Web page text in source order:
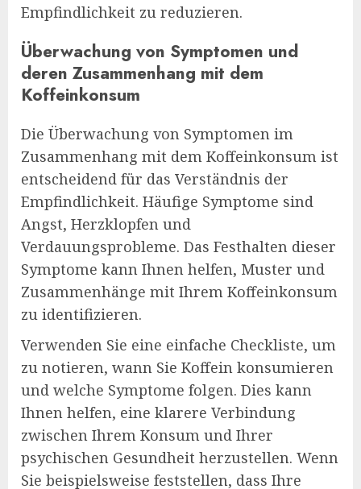
Empfindlichkeit zu reduzieren.
Überwachung von Symptomen und
deren Zusammenhang mit dem
Koffeinkonsum
Die Überwachung von Symptomen im
Zusammenhang mit dem Koffeinkonsum ist
entscheidend für das Verständnis der
Empfindlichkeit. Häufige Symptome sind
Angst, Herzklopfen und
Verdauungsprobleme. Das Festhalten dieser
Symptome kann Ihnen helfen, Muster und
Zusammenhänge mit Ihrem Koffeinkonsum
zu identifizieren.
Verwenden Sie eine einfache Checkliste, um
zu notieren, wann Sie Koffein konsumieren
und welche Symptome folgen. Dies kann
Ihnen helfen, eine klarere Verbindung
zwischen Ihrem Konsum und Ihrer
psychischen Gesundheit herzustellen. Wenn
Sie beispielsweise feststellen, dass Ihre